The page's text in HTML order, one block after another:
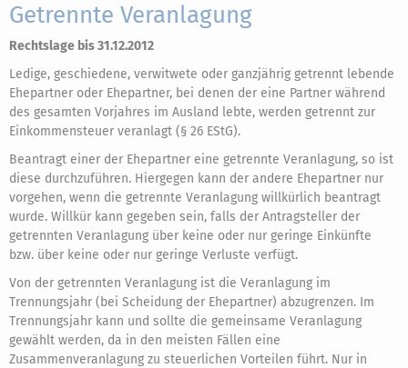
Getrennte Veranlagung
Rechtslage bis 31.12.2012
Ledige, geschiedene, verwitwete oder ganzjährig getrennt lebende
Ehepartner oder Ehepartner, bei denen der eine Partner während
des gesamten Vorjahres im Ausland lebte, werden getrennt zur
Einkommensteuer veranlagt (§ 26 EStG).
Beantragt einer der Ehepartner eine getrennte Veranlagung, so ist
diese durchzuführen. Hiergegen kann der andere Ehepartner nur
vorgehen, wenn die getrennte Veranlagung willkürlich beantragt
wurde. Willkür kann gegeben sein, falls der Antragsteller der
getrennten Veranlagung über keine oder nur geringe Einkünfte
bzw. über keine oder nur geringe Verluste verfügt.
Von der getrennten Veranlagung ist die Veranlagung im
Trennungsjahr (bei Scheidung der Ehepartner) abzugrenzen. Im
Trennungsjahr kann und sollte die gemeinsame Veranlagung
gewählt werden, da in den meisten Fällen eine
Zusammenveranlagung zu steuerlichen Vorteilen führt. Nur in